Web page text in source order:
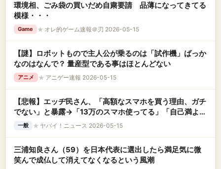
環境相、ごみ袋の買いだめ自粛要請 品薄になってきてる
模様・・・
Game ★ オレ的ゲーム速報＠刃 2026-05-15
【謎】ロボットもので主人公が乗るのは「試作機」ばっか
なのはなんで？ 量産型である事はほとんどない
アニメ ★ アニゲー速報 2026-05-15
【悲報】エッヂ民さん、「高額なスマホを買う理由、ガチ
でない」と暴露→「13万のスマホ使ってる」「自己満よ」
「ステータスやろｗ」
一般 ★ ヤバイ！ニュース 2026-05-15
三浦知良さん（59）を日本代表に選出したら満足気に微
笑んで成仏して消えてなくなるという風潮